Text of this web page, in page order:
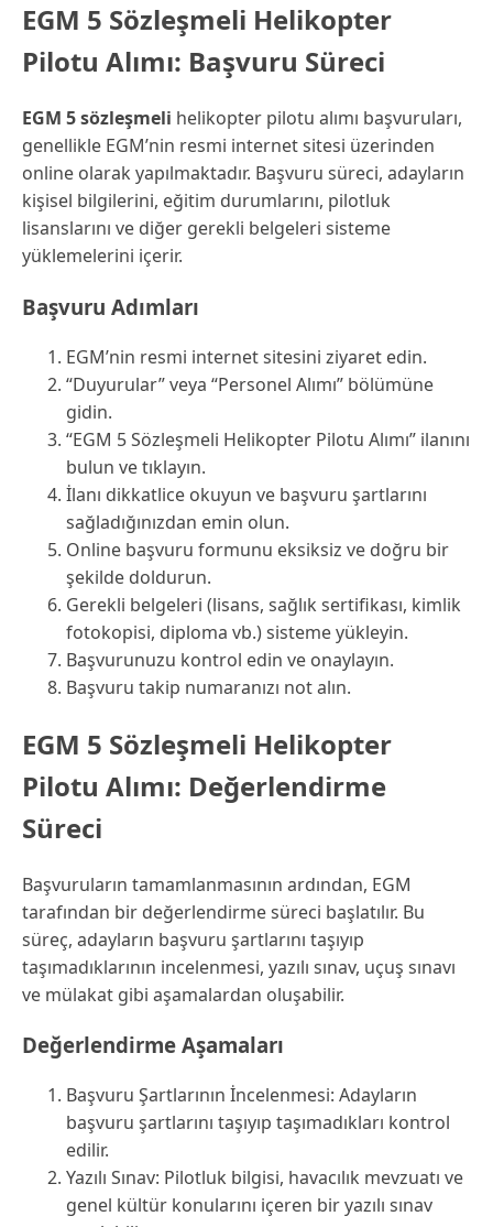
EGM 5 Sözleşmeli Helikopter
Pilotu Alımı: Başvuru Süreci
EGM 5 sözleşmeli helikopter pilotu alımı başvuruları,
genellikle EGM’nin resmi internet sitesi üzerinden
online olarak yapılmaktadır. Başvuru süreci, adayların
kişisel bilgilerini, eğitim durumlarını, pilotluk
lisanslarını ve diğer gerekli belgeleri sisteme
yüklemelerini içerir.
Başvuru Adımları
EGM’nin resmi internet sitesini ziyaret edin.
“Duyurular” veya “Personel Alımı” bölümüne
gidin.
“EGM 5 Sözleşmeli Helikopter Pilotu Alımı” ilanını
bulun ve tıklayın.
İlanı dikkatlice okuyun ve başvuru şartlarını
sağladığınızdan emin olun.
Online başvuru formunu eksiksiz ve doğru bir
şekilde doldurun.
Gerekli belgeleri (lisans, sağlık sertifikası, kimlik
fotokopisi, diploma vb.) sisteme yükleyin.
Başvurunuzu kontrol edin ve onaylayın.
Başvuru takip numaranızı not alın.
EGM 5 Sözleşmeli Helikopter
Pilotu Alımı: Değerlendirme
Süreci
Başvuruların tamamlanmasının ardından, EGM
tarafından bir değerlendirme süreci başlatılır. Bu
süreç, adayların başvuru şartlarını taşıyıp
taşımadıklarının incelenmesi, yazılı sınav, uçuş sınavı
ve mülakat gibi aşamalardan oluşabilir.
Değerlendirme Aşamaları
Başvuru Şartlarının İncelenmesi: Adayların
başvuru şartlarını taşıyıp taşımadıkları kontrol
edilir.
Yazılı Sınav: Pilotluk bilgisi, havacılık mevzuatı ve
genel kültür konularını içeren bir yazılı sınav